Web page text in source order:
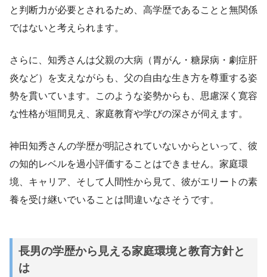
と判断力が必要とされるため、高学歴であることと無関係
ではないと考えられます。
さらに、知秀さんは父親の大病（胃がん・糖尿病・劇症肝
炎など）を支えながらも、父の自由な生き方を尊重する姿
勢を貫いています。このような姿勢からも、思慮深く寛容
な性格が垣間見え、家庭教育や学びの深さが伺えます。
神田知秀さんの学歴が明記されていないからといって、彼
の知的レベルを過小評価することはできません。家庭環
境、キャリア、そして人間性から見て、彼がエリートの素
養を受け継いでいることは間違いなさそうです。
長男の学歴から見える家庭環境と教育方針と
は